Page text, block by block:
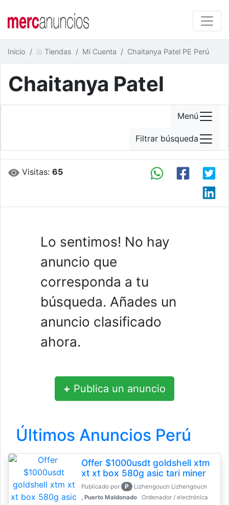
Inicio Tiendas Mi Cuenta Chaitanya Patel PE Perú
Chaitanya Patel
Visitas:65
Lo sentimos! No hay
anuncio que
corresponda a tu
búsqueda. Añades un
anuncio clasificado
ahora.
+ Publica un anuncio
Últimos Anuncios Perú
Offer $1000usdt goldshell xtm
xt xt box 580g asic tari miner
Publicado por P
Lizhengoucn Lizhengoucn
, Puerto Maldonado
Ordenador / electrónica
Menú
Filtrar búsqueda